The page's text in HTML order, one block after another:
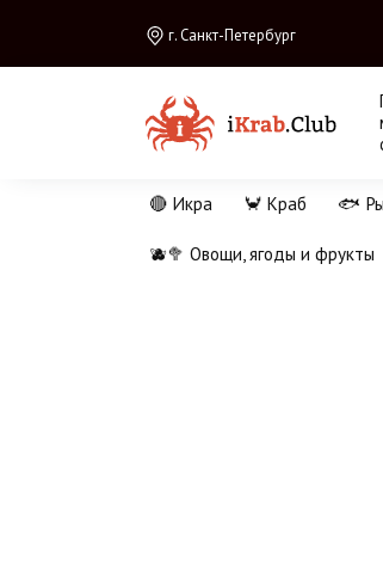
содержанию
г. Санкт-Петербург
🔴 Икра 🦀 Краб 🐟
🫐🥦 Овощи, ягоды и фрукты